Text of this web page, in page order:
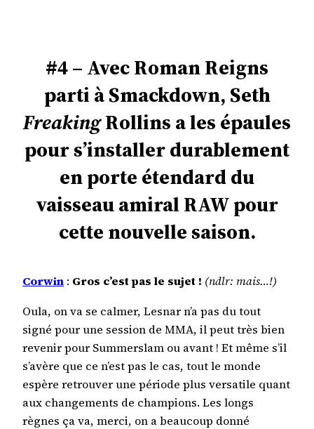
#4 – Avec Roman Reigns
parti à Smackdown, Seth
FreakingRollins a les épaules
pour s’installer durablement
en porte étendard du
vaisseau amiral RAW pour
cette nouvelle saison.
Corwin : Gros c’est pas le sujet ! (ndlr: mais…!)
Oula, on va se calmer, Lesnar n’a pas du tout
signé pour une session de MMA, il peut très bien
revenir pour Summerslam ou avant ! Et même s’il
s’avère que ce n’est pas le cas, tout le monde
espère retrouver une période plus versatile quant
aux changements de champions. Les longs
règnes ça va, merci, on a beaucoup donné